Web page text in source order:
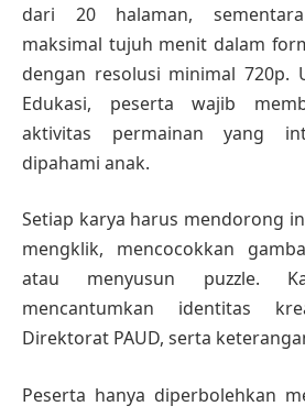
dari 20 halaman,
maksimal tujuh menit dalam
dengan resolusi minimal 720p.
Edukasi, peserta wajib
aktivitas permainan yang
dipahami anak.
Setiap karya harus mendorong
mengklik, mencocokkan
atau menyusun puzzle.
mencantumkan identitas
Direktorat PAUD, serta
Peserta hanya diperbolehkan